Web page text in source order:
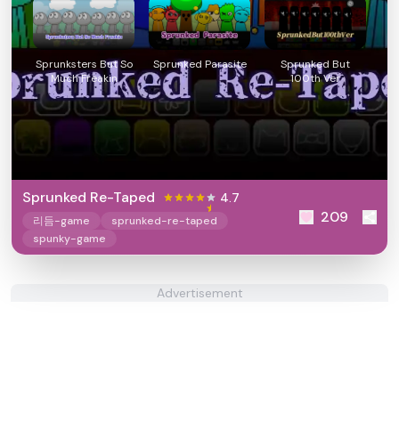
Sprunksters But So
Much Freakin
Sprunked Parasite
Sprunked But
100th Ver
Sprunked Re-Taped 4.7
리듬-game
sprunked-re-taped
spunky-game
209
Advertisement